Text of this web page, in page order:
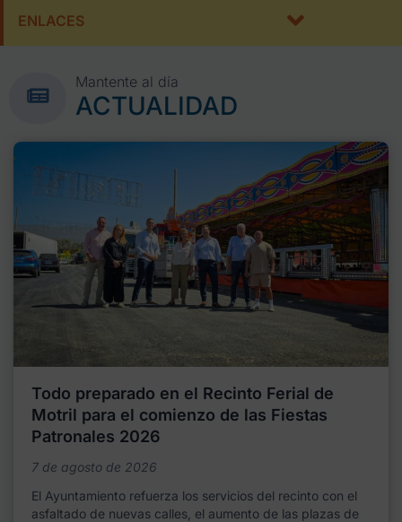
ENLACES
Mantente al día
ACTUALIDAD
Todo preparado en el Recinto Ferial de
Motril para el comienzo de las Fiestas
Patronales 2026
7 de agosto de 2026
El Ayuntamiento refuerza los servicios del recinto con el
asfaltado de nuevas calles, el aumento de las plazas de